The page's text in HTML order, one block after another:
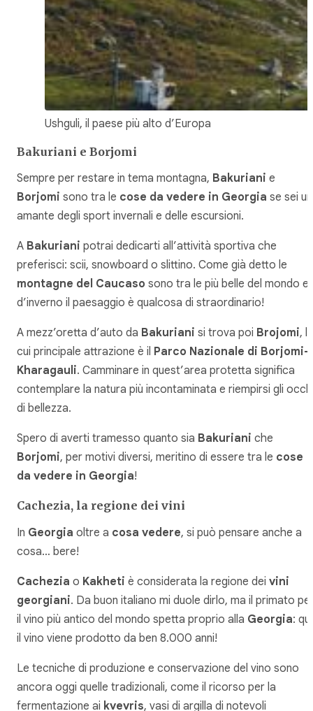
Ushguli, il paese più alto d’Europa
Bakuriani e Borjomi
Sempre per restare in tema montagna, Bakuriani e
Borjomi sono tra le cose da vedere in Georgia se sei un
amante degli sport invernali e delle escursioni.
A Bakuriani potrai dedicarti all’attività sportiva che
preferisci: scii, snowboard o slittino. Come già detto le
montagne del Caucaso sono tra le più belle del mondo e
d’inverno il paesaggio è qualcosa di straordinario!
A mezz’oretta d’auto da Bakuriani si trova poi Brojomi, la
cui principale attrazione è il Parco Nazionale di Borjomi-
Kharagauli. Camminare in quest’area protetta significa
contemplare la natura più incontaminata e riempirsi gli
di bellezza.
Spero di averti tramesso quanto sia Bakuriani che
Borjomi, per motivi diversi, meritino di essere tra le cose
da vedere in Georgia!
Cachezia, la regione dei vini
In Georgia oltre a cosa vedere, si può pensare anche a
cosa… bere!
Cachezia o Kakheti è considerata la regione dei vini
georgiani. Da buon italiano mi duole dirlo, ma il primato
il vino più antico del mondo spetta proprio alla Georgia: qui
il vino viene prodotto da ben 8.000 anni!
Le tecniche di produzione e conservazione del vino sono
ancora oggi quelle tradizionali, come il ricorso per la
fermentazione ai kvevris, vasi di argilla di notevoli